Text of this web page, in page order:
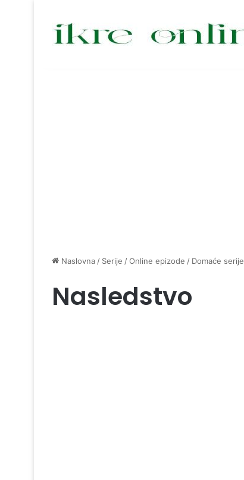
Naslovna / Serije /Online epizode / Domaće serije
Nasledstvo